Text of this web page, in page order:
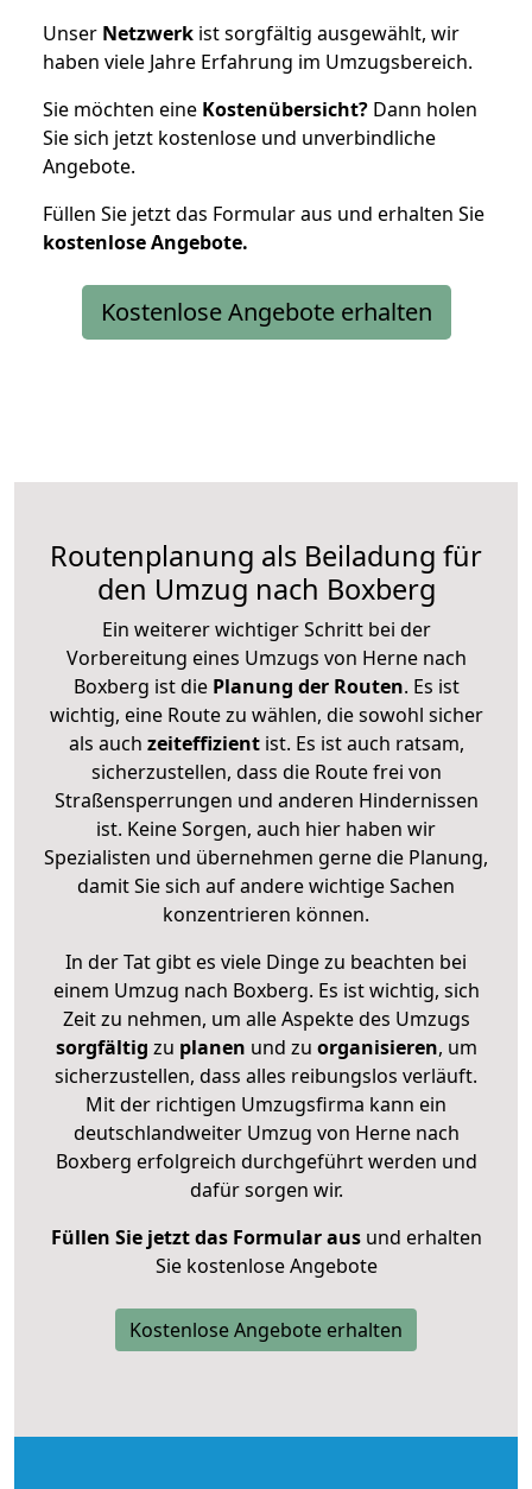
Unser Netzwerk ist sorgfältig ausgewählt, wir
haben viele Jahre Erfahrung im Umzugsbereich.
Sie möchten eine Kostenübersicht? Dann holen
Sie sich jetzt kostenlose und unverbindliche
Angebote.
Füllen Sie jetzt das Formular aus und erhalten Sie
kostenloseAngebote.
Kostenlose Angebote erhalten
Routenplanung als Beiladung für
den Umzug nach Boxberg
Ein weiterer wichtiger Schritt bei der
Vorbereitung eines Umzugs von Herne nach
Boxberg ist diePlanung der Routen. Es ist
wichtig, eine Route zu wählen, die sowohl sicher
als auch zeiteffizientist. Es ist auch ratsam,
sicherzustellen, dass die Route frei von
Straßensperrungen und anderen Hindernissen
ist. Keine Sorgen, auch hier haben wir
Spezialisten und übernehmen gerne die Planung,
damit Sie sich auf andere wichtige Sachen
konzentrieren können.
In der Tat gibt es viele Dinge zu beachten bei
einem Umzug nach Boxberg. Es ist wichtig, sich
Zeit zu nehmen, um alle Aspekte des Umzugs
sorgfältig zu planen und zu organisieren, um
sicherzustellen, dass alles reibungslos verläuft.
Mit der richtigen Umzugsfirma kann ein
deutschlandweiter Umzug von Herne nach
Boxberg erfolgreich durchgeführt werden und
dafür sorgen wir.
Füllen Sie jetzt das Formular ausund erhalten
Sie kostenlose Angebote
Kostenlose Angebote erhalten